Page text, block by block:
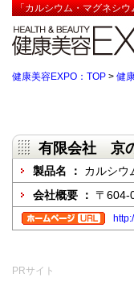
「カルシウム・マグネシ
健康美容EXPO：TOP > 健
有限会社 京
製品名 ： カルシウ
会社概要 ： 〒604-
PRサイト